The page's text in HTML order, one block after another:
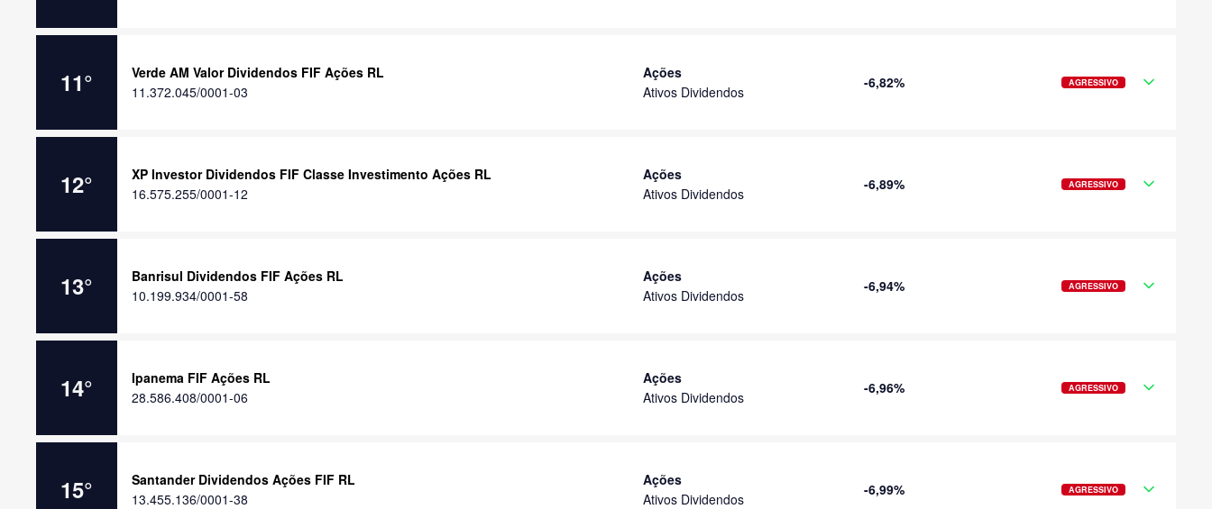
11°
Verde AM Valor Dividendos FIF Ações RL
11.372.045/0001-03
Ações
Ativos Dividendos
-6,82% AGRESSIVO
12°
XP Investor Dividendos FIF Classe Investimento Ações RL
16.575.255/0001-12
Ações
Ativos Dividendos
-6,89% AGRESSIVO
13°
Banrisul Dividendos FIF Ações RL
10.199.934/0001-58
Ações
Ativos Dividendos
-6,94% AGRESSIVO
14°
Ipanema FIF Ações RL
28.586.408/0001-06
Ações
Ativos Dividendos
-6,96% AGRESSIVO
15°
Santander Dividendos Ações FIF RL
13.455.136/0001-38
Ações
Ativos Dividendos
-6,99% AGRESSIVO